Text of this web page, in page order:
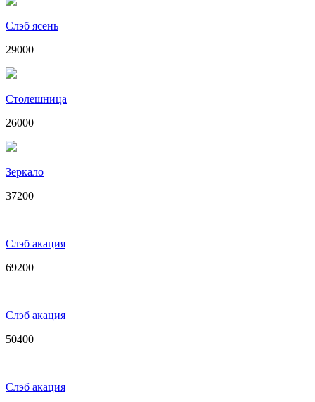
Слэб ясень
29000
Столешница
26000
Зеркало
37200
Слэб акация
69200
Слэб акация
50400
Слэб акация